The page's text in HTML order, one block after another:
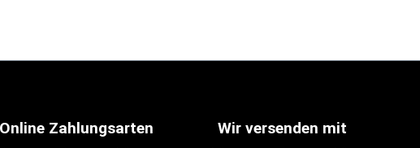
Online Zahlungsarten Wir versenden mit